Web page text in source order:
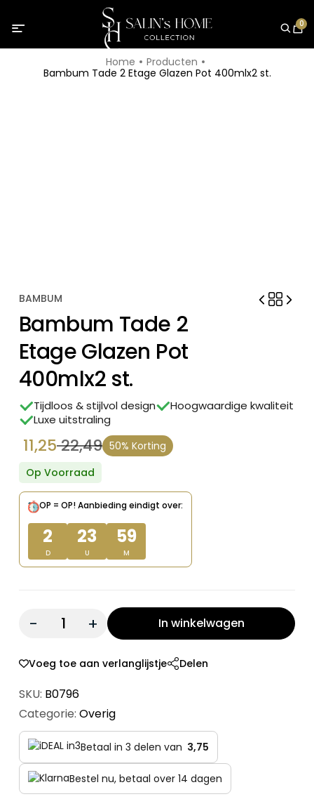
0
Home
Producten
Bambum Tade 2 Etage Glazen Pot 400mlx2 st.
BAMBUM
Bambum Tade 2
Etage Glazen Pot
400mlx2 st.
Tijdloos & stijlvol design
Hoogwaardige kwaliteit
Luxe uitstraling
22,49
Oorspronkelijke
prijs
was:
€ 22,49.
11,25
Huidige
prijs
is:
€ 11,25.
50% Korting
Op Voorraad
OP = OP!Aanbieding eindigt over:
2
D
23
U
59
M
Quantity: In winkelwagen
Voeg toe aan verlanglijstje Delen
SKU: B0796
Categorie: Overig
Betaal in 3 delen van 3,75
Bestel nu, betaal over 14 dagen